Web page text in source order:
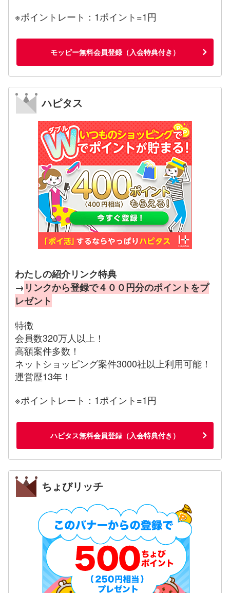
※ポイントレート：1ポイント=1円
モッピー無料会員登録（入会特典付き）
ハピタス
わたしの紹介リンク特典
→ リンクから登録で４００円分のポイントをプ
レゼント
特徴
会員数320万人以上！
高額案件多数！
ネットショッピング案件3000社以上利用可能！
運営歴13年！
※ポイントレート：1ポイント=1円
ハピタス無料会員登録（入会特典付き）
ちょびリッチ